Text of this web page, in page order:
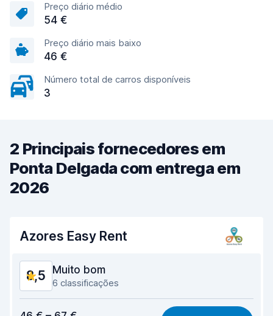
Preço diário médio
54 €
Preço diário mais baixo
46 €
Número total de carros disponíveis
3
2 Principais fornecedores em
Ponta Delgada com entrega em
2026
Azores Easy Rent
8,5 Muito bom
6 classificações
8,7